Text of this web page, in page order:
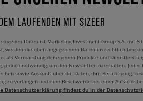
LAUFENDEN MIT SIZEER
Daten ist Marketing Investment Group S.A. mit
2, werden die oben angegebenen Daten im rechtlich
als Vermarktung der eigenen Produkte und
jedoch notwendig, um den Newsletter zu erhalten. Jeder
sowie Auskunft über die Daten, ihre Berichtigung,
zu verlangen und eine Beschwerde bei einer
Datenschutzerklärung findest du in der